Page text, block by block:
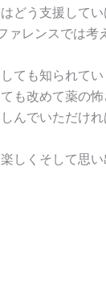
どう支援して
レンスでは考
も知られて
も改めて薬の
んでいただけれ
くそして思